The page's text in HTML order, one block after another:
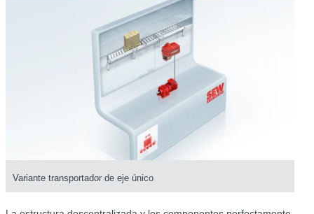
Variante transportador de eje único